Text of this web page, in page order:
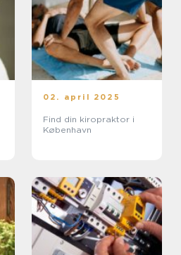
02. april 2025
Find din kiropraktor i
København